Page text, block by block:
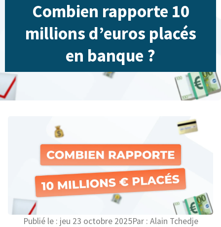
Combien rapporte 10
millions d’euros placés
en banque ?
Publié le : jeu 23 octobre 2025Par : Alain Tchedje